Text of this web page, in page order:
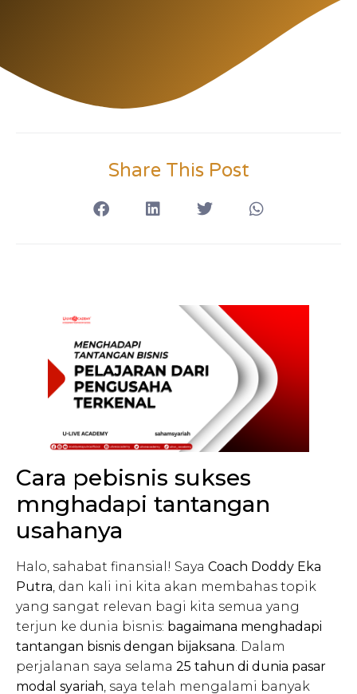
Share This Post
Cara pebisnis sukses
mnghadapi tantangan
usahanya
Halo, sahabat finansial! Saya Coach Doddy Eka
Putra, dan kali ini kita akan membahas topik
yang sangat relevan bagi kita semua yang
terjun ke dunia bisnis: bagaimana menghadapi
tantangan bisnis dengan bijaksana. Dalam
perjalanan saya selama 25 tahun di dunia pasar
modal syariah, saya telah mengalami banyak